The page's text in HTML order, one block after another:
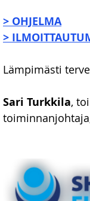
> OHJELMA
>
Lämpimästi
Sari Turkkila,